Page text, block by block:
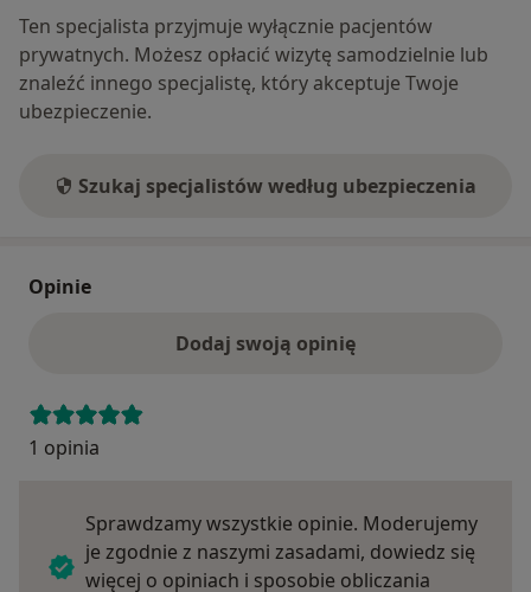
Ten specjalista przyjmuje wyłącznie pacjentów
prywatnych. Możesz opłacić wizytę samodzielnie lub
znaleźć innego specjalistę, który akceptuje Twoje
ubezpieczenie.
Szukaj specjalistów według ubezpieczenia
Opinie
Dodaj swoją opinię
1 opinia
Sprawdzamy wszystkie opinie. Moderujemy
je zgodnie z naszymi zasadami, dowiedz się
więcej o opiniach i sposobie obliczania